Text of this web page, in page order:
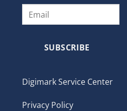
SUBSCRIBE
Digimark Service Center
Privacy Policy